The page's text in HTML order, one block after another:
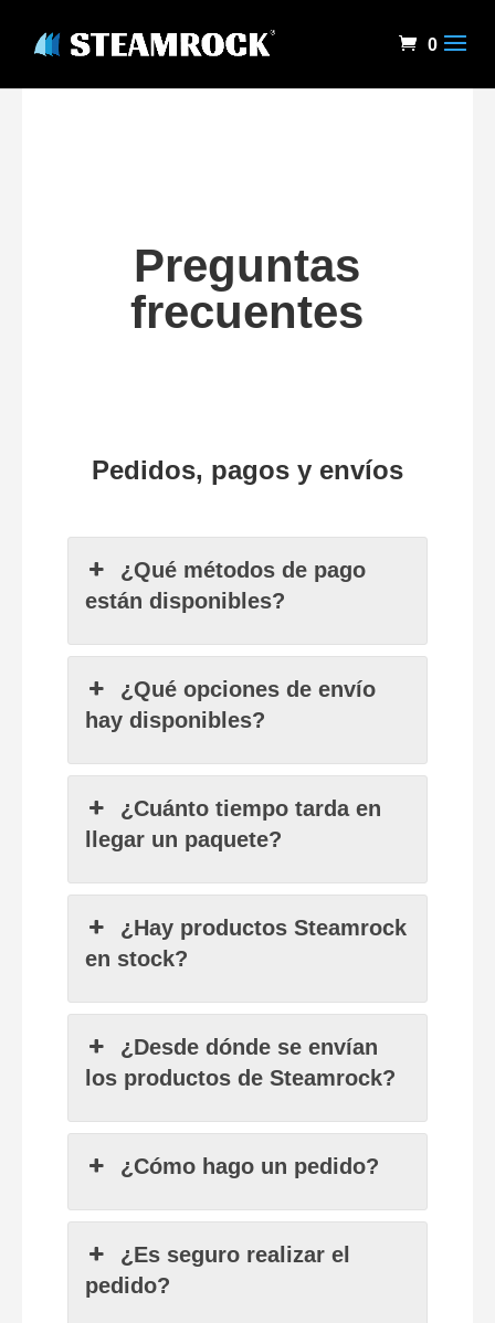
0
Preguntas
frecuentes
Pedidos, pagos y envíos
¿Qué métodos de pago
están disponibles?
¿Qué opciones de envío
hay disponibles?
¿Cuánto tiempo tarda en
llegar un paquete?
¿Hay productos Steamrock
en stock?
¿Desde dónde se envían
los productos de Steamrock?
¿Cómo hago un pedido?
¿Es seguro realizar el
pedido?